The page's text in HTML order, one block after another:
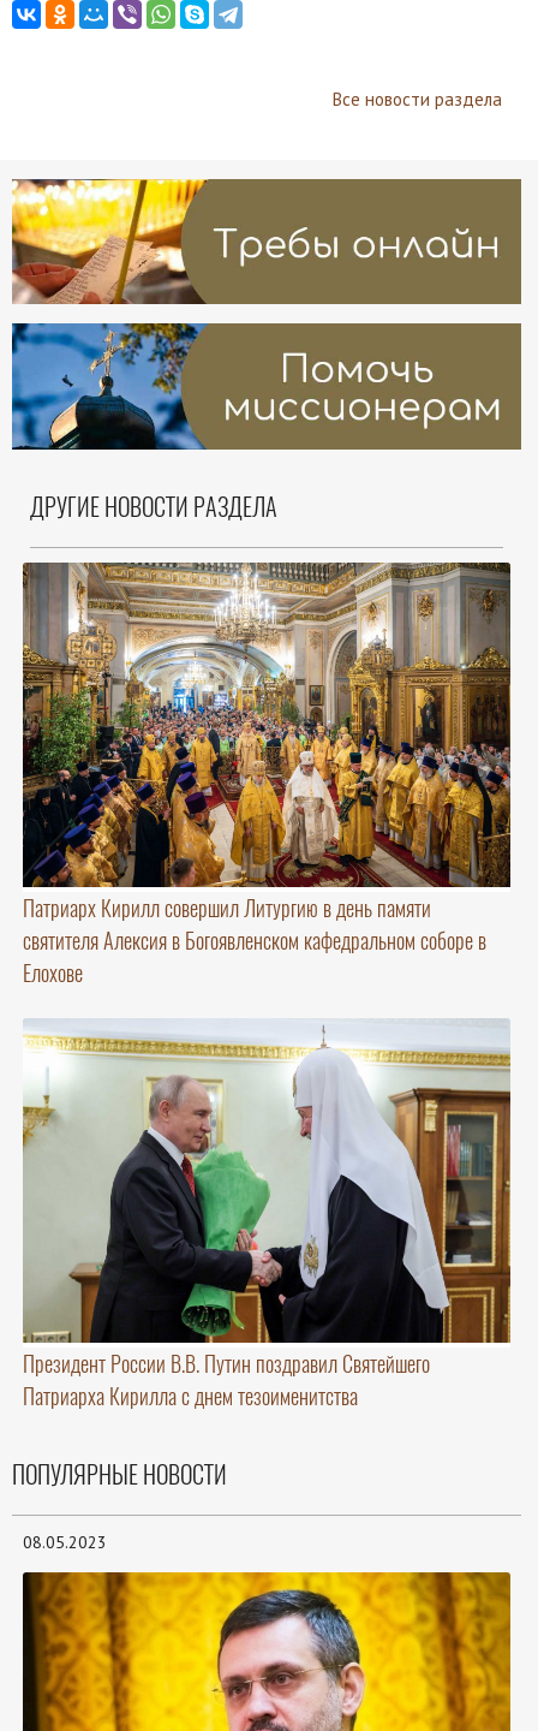
Все новости раздела
ДРУГИЕ НОВОСТИ РАЗДЕЛА
Патриарх Кирилл совершил Литургию в день памяти
святителя Алексия в Богоявленском кафедральном соборе в
Елохове
Президент России В.В. Путин поздравил Святейшего
Патриарха Кирилла с днем тезоименитства
ПОПУЛЯРНЫЕ НОВОСТИ
08.05.2023